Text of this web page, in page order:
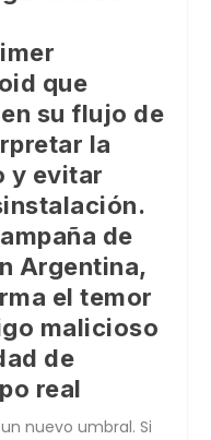
que
su flujo de
la
y evitar
de
Argentina,
el temor
malicioso
de
real
nuevo umbral. Si